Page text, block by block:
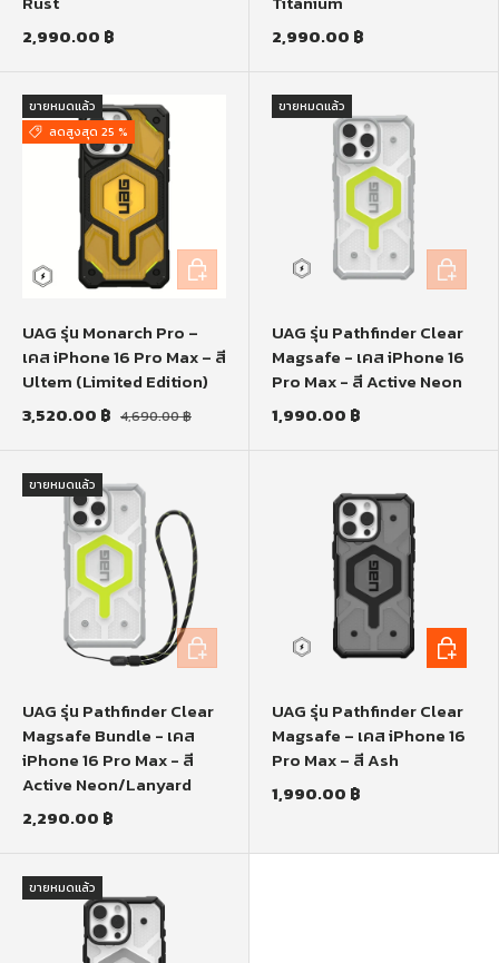
2,990.00 ฿
2,990.00 ฿
ขายหมดแล้ว
ลดสูงสุด 25 %
UAG รุ่น Monarch Pro –
เคส iPhone 16 Pro Max – สี
Ultem (Limited Edition)
3,520.00 ฿ 4,690.00 ฿
หยิบใส่ตะกร้า
ขายหมดแล้ว
UAG รุ่น Pathfinder Clear
Magsafe - เคส iPhone 16
Pro Max - สี Active Neon
1,990.00 ฿
หยิบใส่ตะ
ขายหมดแล้ว
UAG รุ่น Pathfinder Clear
Magsafe Bundle - เคส
iPhone 16 Pro Max - สี
Active Neon/Lanyard
2,290.00 ฿
หยิบใส่ตะกร้า
UAG รุ่น Pathfinder Clear
Magsafe – เคส iPhone 16
Pro Max – สี Ash
1,990.00 ฿
หยิบใส่ตะ
ขายหมดแล้ว